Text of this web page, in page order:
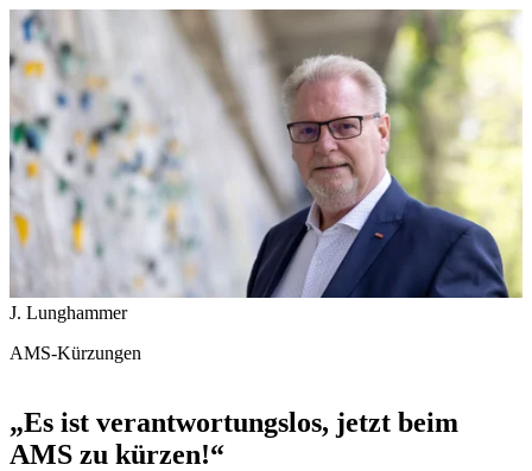
J. Lunghammer
AMS-Kürzungen
„Es ist verantwortungslos, jetzt beim
AMS zu kürzen!“